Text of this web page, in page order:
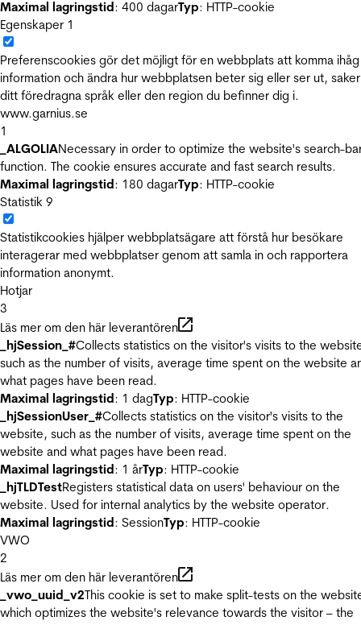
Maximal lagringstid: 400 dagarTyp: HTTP-cookie
Egenskaper 1
Preferenscookies gör det möjligt för en webbplats att komma ihåg
information och ändra hur webbplatsen beter sig eller ser ut,
ditt föredragna språk eller den region du befinner dig i.
www.garnius.se
1
_ALGOLIANecessary in order to optimize the website's search-
function. The cookie ensures accurate and fast search results.
Maximal lagringstid: 180 dagarTyp: HTTP-cookie
Statistik 9
Statistikcookies hjälper webbplatsägare att förstå hur besökare
interagerar med webbplatser genom att samla in och rapportera
information anonymt.
Hotjar
3
Läs mer om den här leverantören
_hjSession_#Collects statistics on the visitor's visits to the
such as the number of visits, average time spent on the website
what pages have been read.
Maximal lagringstid: 1 dagTyp: HTTP-cookie
_hjSessionUser_#Collects statistics on the visitor's visits to the
website, such as the number of visits, average time spent on the
website and what pages have been read.
Maximal lagringstid: 1 årTyp: HTTP-cookie
_hjTLDTestRegisters statistical data on users' behaviour on the
website. Used for internal analytics by the website operator.
Maximal lagringstid: SessionTyp: HTTP-cookie
VWO
2
Läs mer om den här leverantören
_vwo_uuid_v2This cookie is set to make split-tests on the
which optimizes the website's relevance towards the visitor – the